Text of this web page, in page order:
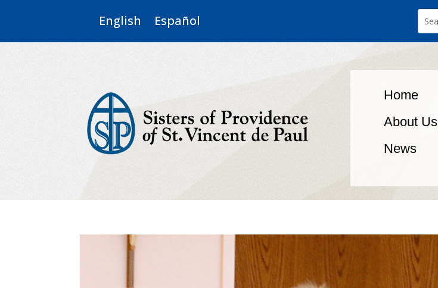
English Español
Home
About Us
News